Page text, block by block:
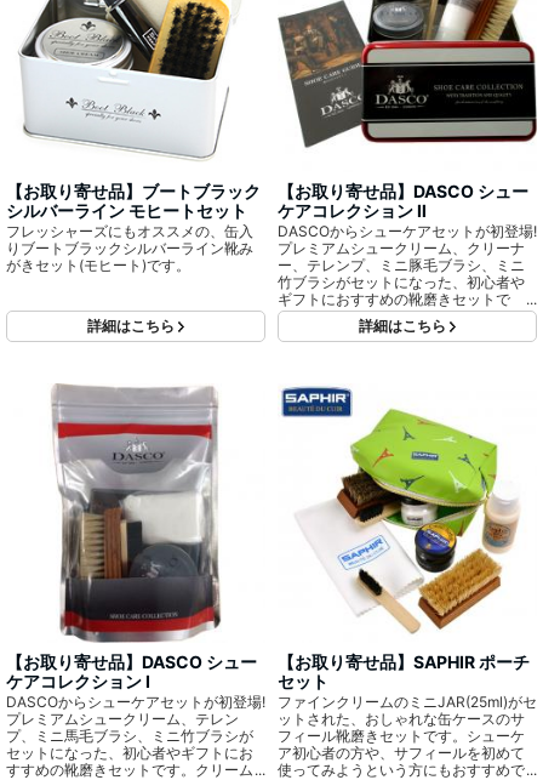
【お取り寄せ品】ブートブラック
シルバーライン モヒートセット
フレッシャーズにもオススメの、缶入
りブートブラックシルバーライン靴み
がきセット(モヒート)です。
詳細はこちら
【お取り寄せ品】DASCO シュー
ケアコレクション Ⅱ
DASCOからシューケアセットが初登場!
プレミアムシュークリーム、クリーナ
ー、テレンプ、ミニ豚毛ブラシ、ミニ
竹ブラシがセットになった、初心者や
ギフトにおすすめの靴磨きセットで
す。クリームはニュートラルもしくは
ブラックのカラーをお選びいただけま
詳細はこちら
【お取り寄せ品】DASCO シュー
ケアコレクション Ⅰ
DASCOからシューケアセットが初登場!
プレミアムシュークリーム、テレン
プ、ミニ馬毛ブラシ、ミニ竹ブラシが
セットになった、初心者やギフトにお
すすめの靴磨きセットです。クリーム
【お取り寄せ品】SAPHIR ポーチ
セット
ファインクリームのミニJAR(25ml)がセ
ットされた、おしゃれな缶ケースのサ
フィール靴磨きセットです。シューケ
ア初心者の方や、サフィールを初めて
使ってみようという方にもおすすめで